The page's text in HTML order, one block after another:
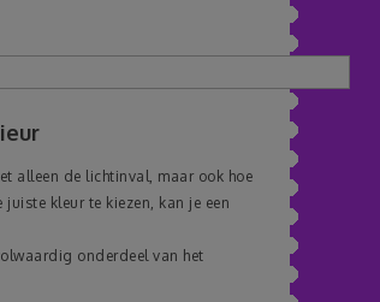
alleen de lichtinval, maar ook hoe
kleur te kiezen, kan je een
onderdeel van het